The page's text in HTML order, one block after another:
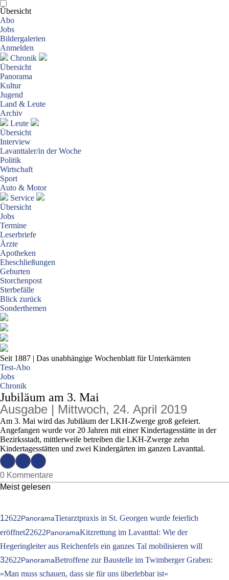
Übersicht
Abo
Jobs
Bildergalerien
Anmelden
Chronik
Übersicht
Panorama
Kultur
Jugend
Land & Leute
Archiv
Leute
Übersicht
Interview
Lavanttaler/in der Woche
Politik
Wirtschaft
Sport
Auto & Motor
Service
Übersicht
Jobs
Termine
Leserbriefe
Ärzte
Apotheken
Eheschließungen
Geburten
Storchenpost
Sterbefälle
Blick zurück
Sonderthemen
Seit 1887 | Das unabhängige Wochenblatt für Unterkärnten
Test-Abo
Jobs
Chronik
Jubiläum am 3. Mai
Ausgabe | Mittwoch, 24. April 2019
Am 3. Mai wird das Jubiläum der LKH-Zwerge groß gefeiert.
Angefangen wurde vor 20 Jahren mit einer Kindertagesstätte in der
Bezirksstadt, mittlerweile betreiben die LKH-Zwerge zehn
Kindertagesstätten und zwei Kindergärten im ganzen Lavanttal.
0 Kommentare
Meist gelesen
12622PanoramaTierarztpraxis in St. Georgen wurde feierlich
eröffnet22622PanoramaKitzrettung im Lavanttal: Wie der
Hegeringleiter aus Reichenfels ein ganzes Tal mobilisieren will
32622PanoramaBetroffene zur Baustelle im Twimberger Graben:
»Man muss schauen, dass sie für uns überlebbar ist«